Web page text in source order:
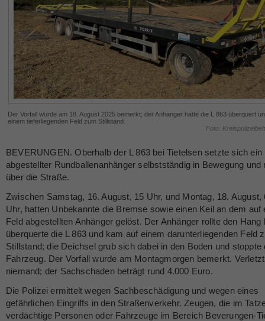
Der Vorfall wurde am 18. August 2025 bemerkt; der Anhänger hatte die L 863 überquert
einem tieferliegenden Feld zum Stillstand.
Foto:
BEVERUNGEN. Oberhalb der L 863 bei Tietelsen setzte sich ein
abgestellter Rundballenanhänger selbstständig in Bewegung und
über die Straße.
Zwischen Samstag, 16. August, 15 Uhr, und Montag, 18. August,
Uhr, hatten Unbekannte die Bremse sowie einen Keil an dem auf
Feld abgestellten Anhänger gelöst. Der Anhänger rollte den Hang
überquerte die L 863 und kam auf einem darunterliegenden Feld
Stillstand; die Deichsel grub sich dabei in den Boden und stoppte
Fahrzeug. Der Vorfall wurde am Montagmorgen bemerkt.
niemand; der Sachschaden beträgt rund 4.000 Euro.
Die Polizei ermittelt wegen Sachbeschädigung und wegen eines
gefährlichen Eingriffs in den Straßenverkehr. Zeugen, die im
verdächtige Personen oder Fahrzeuge im Bereich Beverungen-